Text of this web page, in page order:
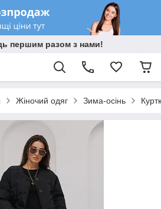
першим разом з нами!
Жіночий одяг Зима-осінь